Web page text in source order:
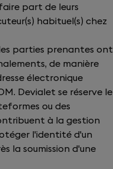
part de leurs
habituel(s) chez
parties prenantes ont
de manière
électronique
. Devialet se réserve le
ou des
à la gestion
l'identité d'un
la soumission d'une